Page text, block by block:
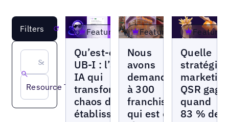
Filters Reset
Resource Type
Featured
Qu’est-ce que
UB-I : l’agent
IA qui
transforme le
chaos des
établissements
Featured
Nous
avons
demandé
à 300
franchises
qui est en
Featured
Quelle
stratégie
QSR
quand
83 % des